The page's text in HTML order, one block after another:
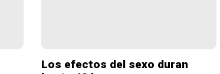
Los efectos del sexo duran